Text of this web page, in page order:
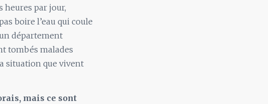
heures par jour,
boire l’eau qui coule
département
tombés malades
situation que vivent
mais ce sont